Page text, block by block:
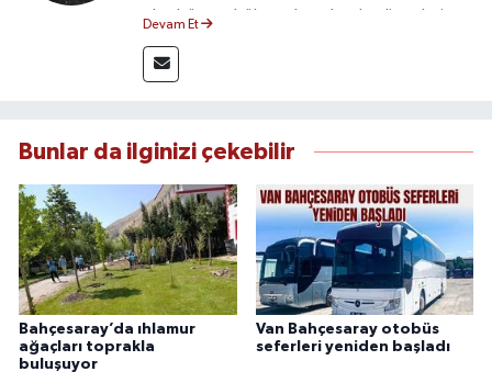
olmak üzere bölgesel ve ulusal gelişmeleri
mezunu olan Tink, sahadan edindiği bilgilerle
doğruluk, tarafsızlık ve etik ilkeler
Devam Et
Bunlar da ilginizi çekebilir
Bahçesaray’da ıhlamur
ağaçları toprakla
buluşuyor
Van Bahçesaray otobüs
seferleri yeniden başladı